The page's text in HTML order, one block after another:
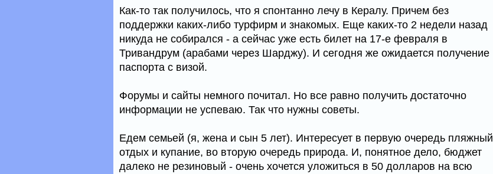
Как-то так получилось, что я спонтанно лечу в Кералу. Причем без
поддержки каких-либо турфирм и знакомых. Еще каких-то 2 недели назад
никуда не собирался - а сейчас уже есть билет на 17-е февраля в
Тривандрум (арабами через Шарджу). И сегодня же ожидается получение
паспорта с визой.
Форумы и сайты немного почитал. Но все равно получить достаточно
информации не успеваю. Так что нужны советы.
Едем семьей (я, жена и сын 5 лет). Интересует в первую очередь пляжный
отдых и купание, во вторую очередь природа. И, понятное дело, бюджет
далеко не резиновый - очень хочется уложиться в 50 долларов на всю